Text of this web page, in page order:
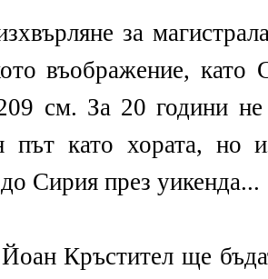
за
въображение, като
см. За 20 години
път като хората, но
Сирия през уикенда...
Кръстител ще